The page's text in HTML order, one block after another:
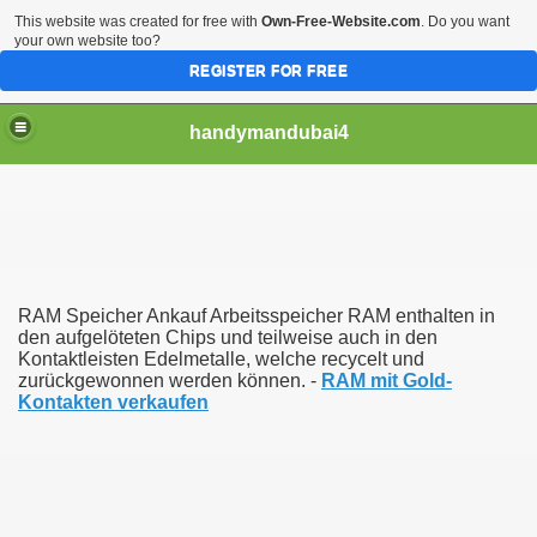
handymandubai4
RAM Speicher Ankauf Arbeitsspeicher RAM enthalten in
den aufgelöteten Chips und teilweise auch in den
Kontaktleisten Edelmetalle, welche recycelt und
zurückgewonnen werden können. - RAM mit Gold-
Kontakten verkaufen
This website was created for free with Own-Free-Website.com. Do you want
your own website too?
REGISTER FOR FREE